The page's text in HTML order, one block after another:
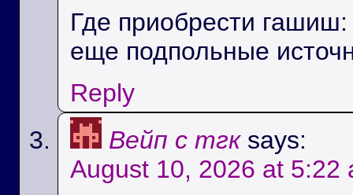
Где приобрести
еще подпольные
Reply
Вейп с тгк says:
August 10, 2026 at 5:22